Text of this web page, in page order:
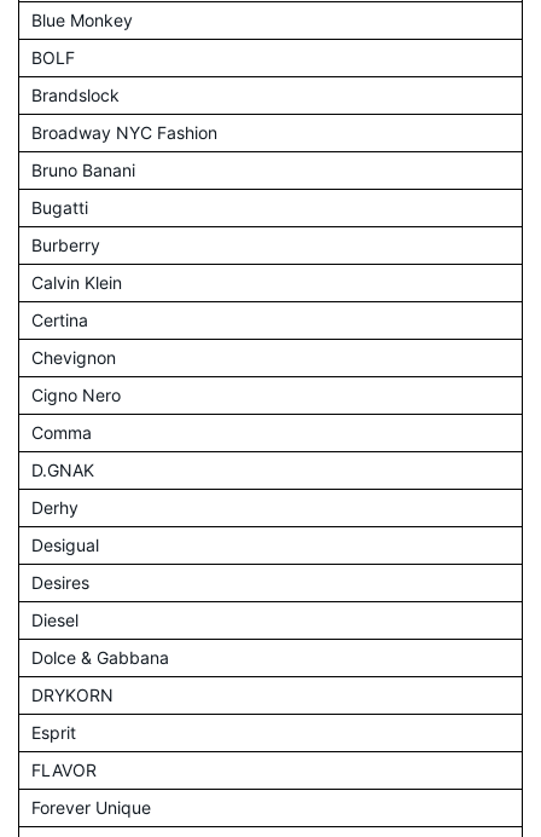
Blue Monkey
BOLF
Brandslock
Broadway NYC Fashion
Bruno Banani
Bugatti
Burberry
Calvin Klein
Certina
Chevignon
Cigno Nero
Comma
D.GNAK
Derhy
Desigual
Desires
Diesel
Dolce & Gabbana
DRYKORN
Esprit
FLAVOR
Forever Unique